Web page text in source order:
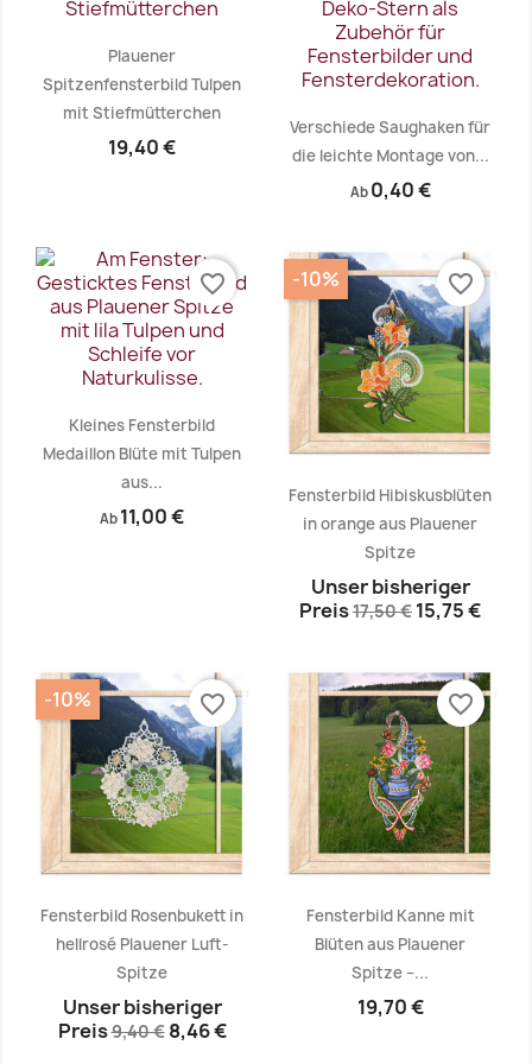
 Vorschau
Plauener
Spitzenfensterbild Tulpen
mit Stiefmütterchen
19,40 €

Verschiede Saughaken für
die leichte Montage von...
Ab 0,40 €
Kleines Fensterbild
Medaillon Blüte mit Tulpen
aus...
Ab 11,00 €
favorite_border
Vorschau
Fensterbild Hibiskusblüten
in orange aus Plauener
Spitze
Unser bisheriger
Preis17,50 € 15,75 €
-10% favorite_border
Vorschau
Fensterbild Rosenbukett in
hellrosé Plauener Luft-
Spitze
Unser bisheriger
Preis9,40 € 8,46 €
-10% favorite_border
Vorschau
Fensterbild Kanne mit
Blüten aus Plauener
Spitze –...
19,70 €
favorite_border